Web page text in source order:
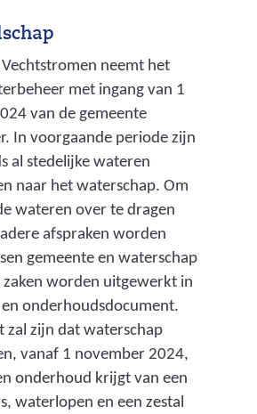
neemt het
met ingang van 1
van de gemeente
In voorgaande periode zijn
al stedelijke wateren
naar het waterschap. Om
wateren over te dragen
afspraken worden
gemeente en waterschap
zaken worden uitgewerkt in
onderhoudsdocument.
zal zijn dat waterschap
vanaf 1 november 2024,
onderhoud krijgt van een
waterlopen en een zestal